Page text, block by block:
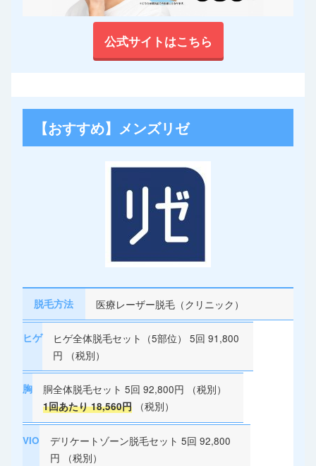
公式サイトはこちら
【おすすめ】メンズリゼ
脱毛方法 医療レーザー脱毛（クリニック）
ヒゲ
ヒゲ全体脱毛セット（5部位） 5回 91,800
円 （税別）
胸 胴全体脱毛セット 5回 92,800円 （税別）
1回あたり 18,560円 （税別）
VIO
デリケートゾーン脱毛セット 5回 92,800
円 （税別）